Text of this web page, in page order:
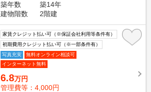
築年数
築14年
建物階数
2階建
家賃クレジット払い可（※保証会社利用等条件有）
初期費用クレジット払い可（※一部条件有）
写真充実
無料オンライン相談可
インターネット無料
6.8万円
管理費等：4,000円